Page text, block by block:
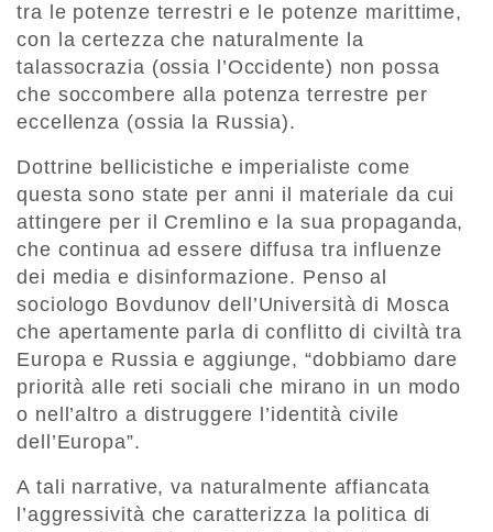
tra le potenze terrestri e le potenze marittime,
con la certezza che naturalmente la
talassocrazia (ossia l’Occidente) non possa
che soccombere alla potenza terrestre per
eccellenza (ossia la Russia).
Dottrine bellicistiche e imperialiste come
questa sono state per anni il materiale da cui
attingere per il Cremlino e la sua propaganda,
che continua ad essere diffusa tra influenze
dei media e disinformazione. Penso al
sociologo Bovdunov dell’Università di Mosca
che apertamente parla di conflitto di civiltà tra
Europa e Russia e aggiunge, “dobbiamo dare
priorità alle reti sociali che mirano in un modo
o nell’altro a distruggere l’identità civile
dell’Europa”.
A tali narrative, va naturalmente affiancata
l’aggressività che caratterizza la politica di